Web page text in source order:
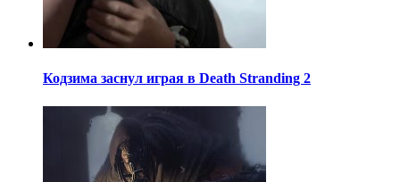
Кодзима заснул играя в Death Stranding 2